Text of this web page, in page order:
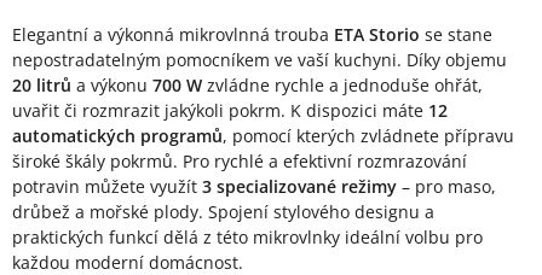
Elegantní a výkonná mikrovlnná trouba ETA Storio se stane
nepostradatelným pomocníkem ve vaší kuchyni. Díky objemu
20 litrů a výkonu 700 W zvládne rychle a jednoduše ohřát,
uvařit či rozmrazit jakýkoli pokrm. K dispozici máte 12
automatických programů, pomocí kterých zvládnete přípravu
široké škály pokrmů. Pro rychlé a efektivní rozmrazování
potravin můžete využít 3 specializované režimy – pro maso,
drůbež a mořské plody. Spojení stylového designu a
praktických funkcí dělá z této mikrovlnky ideální volbu pro
každou moderní domácnost.